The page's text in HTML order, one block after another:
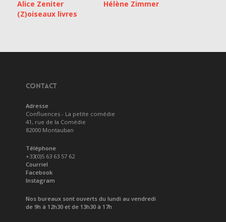
Alice Zeniter
Hélène Zimmer
(Z)oiseaux livres
CONTACT
Adresse
Confluences - La petite comédie
41, rue de la Comédie
82000 Montauban
Téléphone
+33(0)5 63 63 57 62
Courriel
Facebook
Instagram
Nos bureaux sont ouverts du lundi au vendredi
de 9h à 12h30 et de 13h30 à 17h